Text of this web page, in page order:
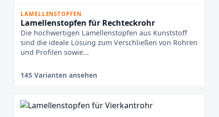
LAMELLENSTOPFEN
Lamellenstopfen für Rechteckrohr
Die hochwertigen Lamellenstopfen aus Kunststoff
sind die ideale Lösung zum Verschließen von Rohren
und Profilen sowie...
145 Varianten ansehen